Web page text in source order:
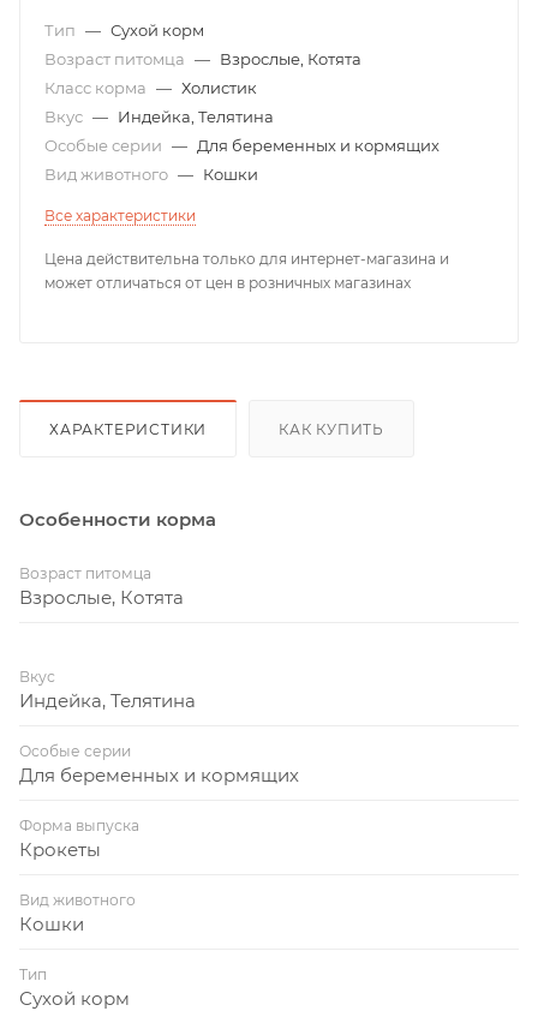
Тип — Сухой корм
Возраст питомца — Взрослые, Котята
Класс корма — Холистик
Вкус — Индейка, Телятина
Особые серии — Для беременных и кормящих
Вид животного — Кошки
Все характеристики
Цена действительна только для интернет-магазина и
может отличаться от цен в розничных магазинах
ХАРАКТЕРИСТИКИ КАК КУПИТЬ
Особенности корма
Возраст питомца
Взрослые, Котята
Вкус
Индейка, Телятина
Особые серии
Для беременных и кормящих
Форма выпуска
Крокеты
Вид животного
Кошки
Тип
Сухой корм